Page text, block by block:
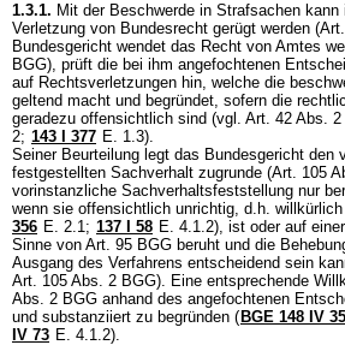
1.3.1. Mit der Beschwerde in Strafsachen kann
Verletzung von Bundesrecht gerügt werden (
Bundesgericht wendet das Recht von Amtes
BGG), prüft die bei ihm angefochtenen
auf Rechtsverletzungen hin, welche die
geltend macht und begründet, sofern die
geradezu offensichtlich sind (vgl. Art. 42 Abs. 2
2; 143 I 377 E. 1.3).
Seiner Beurteilung legt das Bundesgericht den
festgestellten Sachverhalt zugrunde (Art. 105
vorinstanzliche Sachverhaltsfeststellung nur
wenn sie offensichtlich unrichtig, d.h.
356 E. 2.1; 137 I 58 E. 4.1.2), ist oder auf
Sinne von Art. 95 BGG beruht und die
Ausgang des Verfahrens entscheidend sein
Art. 105 Abs. 2 BGG). Eine entsprechende
Abs. 2 BGG anhand des angefochtenen
und substanziiert zu begründen ( BGE 148 IV
IV 73 E. 4.1.2).